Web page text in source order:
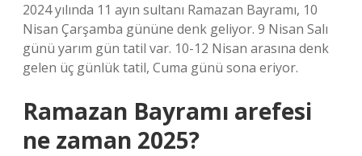
2024 yılında 11 ayın sultanı Ramazan Bayramı, 10
Nisan Çarşamba gününe denk geliyor. 9 Nisan Salı
günü yarım gün tatil var. 10-12 Nisan arasına denk
gelen üç günlük tatil, Cuma günü sona eriyor.
Ramazan Bayramı arefesi
ne zaman 2025?